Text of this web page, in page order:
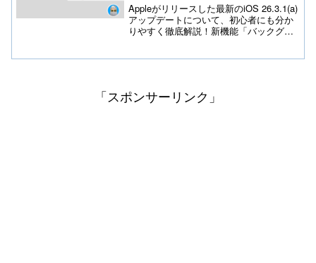
Appleがリリースした最新のiOS 26.3.1(a)
アップデートについて、初心者にも分か
りやすく徹底解説！新機能「バックグラ
「スポンサーリンク」